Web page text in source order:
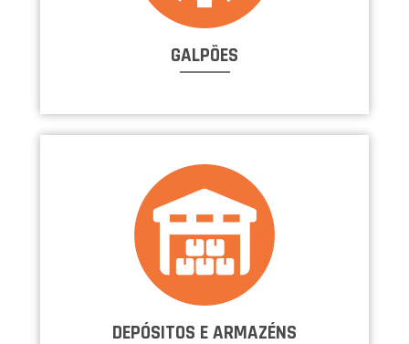
GALPÕES
DEPÓSITOS E ARMAZÉNS